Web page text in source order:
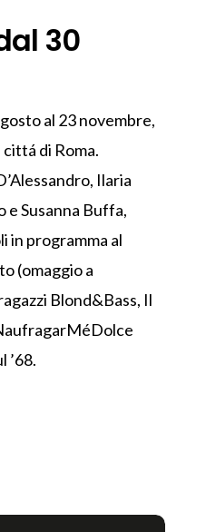
30
al 23 novembre,
di Roma.
Ilaria
e Susanna Buffa,
in programma al
(omaggio a
Blond&Bass, Il
’68.